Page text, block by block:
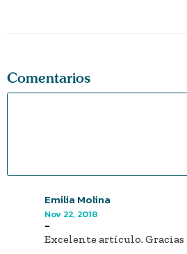
Comentarios
Emilia Molina
Nov 22, 2018
-
Excelente artículo.